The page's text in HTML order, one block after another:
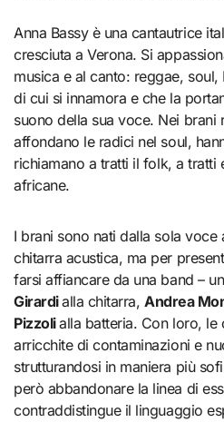
Anna Bassy è una cantautrice
cresciuta a Verona. Si
musica e al canto: reggae,
di cui si innamora e che la
suono della sua voce. Nei brani
affondano le radici nel soul,
richiamano a tratti il folk, a tratti
africane.
I brani sono nati dalla sola voce
chitarra acustica, ma per
farsi affiancare da una band –
Girardialla chitarra, Andrea
Pizzolialla batteria. Con loro,
arricchite di contaminazioni e
strutturandosi in maniera più
però abbandonare la linea di
contraddistingue il linguaggio